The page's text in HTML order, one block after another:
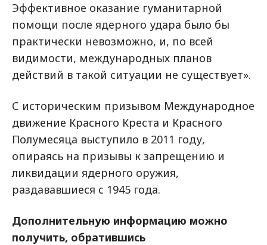
Эффективное оказание гуманитарной
помощи после ядерного удара было бы
практически невозможно, и, по всей
видимости, международных планов
действий в такой ситуации не существует».
С историческим призывом Международное
движение Красного Креста и Красного
Полумесяца выступило в 2011 году,
опираясь на призывы к запрещению и
ликвидации ядерного оружия,
раздававшиеся с 1945 года.
Дополнительную информацию можно
получить, обратившись